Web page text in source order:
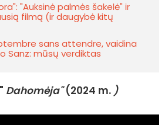
"Auksinė palmės šakelė" ir
filmą (ir daugybė kitų
sans attendre, vaidina
Sanz: mūsų verdiktas
Dahomėja"(2024 m. )